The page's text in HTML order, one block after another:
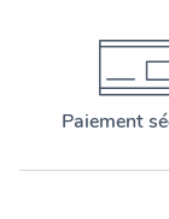
Paiement